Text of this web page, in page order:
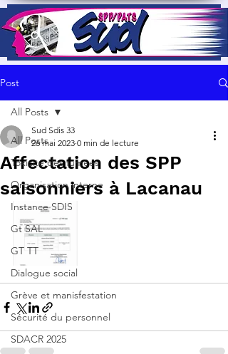
Post
All Posts
Toxicité des fumées
Organisation interne
Instance SDIS
Gt SAL
GT TT
Dialogue social
Grève et manisfestation
Sécurité du personnel
SDACR 2025
All Posts
Affectation des SPP
saisonniers à Lacanau
Sud Sdis 33
26 mai 2023 0 min de lecture